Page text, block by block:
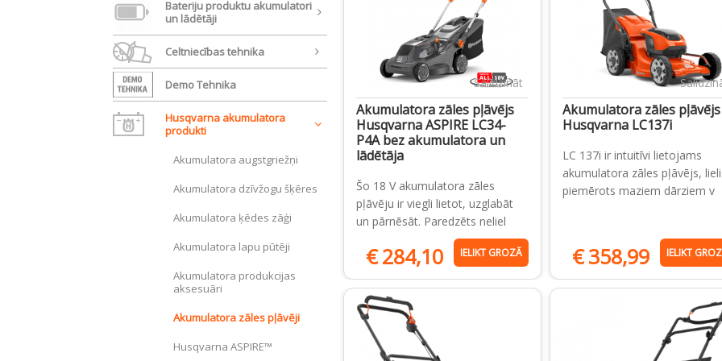
Bateriju produktu akumulatori
un lādētāji
Celtniecības tehnika
Demo Tehnika
Husqvarna akumulatora
produkti
Akumulatora augstgriežņi
Akumulatora dzīvžogu šķēres
Akumulatora ķēdes zāģi
Akumulatora lapu pūtēji
Akumulatora produkcijas
aksesuāri
Akumulatora zāles pļāvēji
Husqvarna ASPIRE™
Salīdzināt
Akumulatora zāles pļāvējs
Husqvarna ASPIRE LC34-
P4A bez akumulatora un
lādētāja
Šo 18 V akumulatora zāles
pļāvēju ir viegli lietot, uzglabāt
un pārnēsāt. Paredzēts neliel
€284,10 IELIKT GROZĀ
Akumulatora zāles pļāvējs
Husqvarna LC137i
LC 137i ir intuitīvi lietojams
akumulatora zāles pļāvējs,
piemērots maziem dārziem v
€358,99 IELIKT